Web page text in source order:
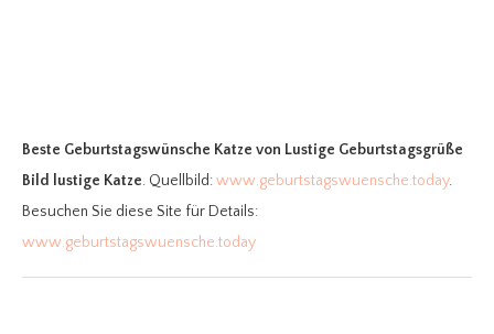
Beste Geburtstagswünsche Katze von Lustige Geburtstagsgrüße
Bild lustige Katze. Quellbild:www.geburtstagswuensche.today.
Besuchen Sie diese Site für Details:
www.geburtstagswuensche.today